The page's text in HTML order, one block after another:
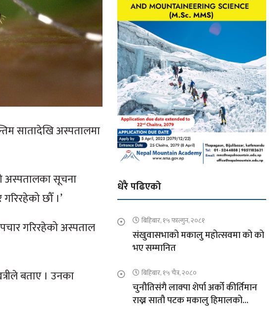
सातादेखि अस्पतालमा
अस्पतालका सूचना
छौँ ।’
गरिरहेको अस्पताल
बताए । उनका
धेरै पढिएको
बिहिबार, १५ फाल्गुन, २०८१
संखुवासभाको मकालु महोत्सवमा को को
भए सम्मानित
बिहिबार, १५ चैत्र, २०८०
चुनौतिसंगै लाक्पा शेर्पा अर्को कीर्तिमान
राख्न सातौ पटक मकालु हिमालको